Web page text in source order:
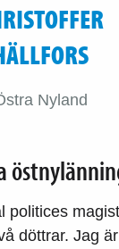
Nyland
politices
döttrar. Jag